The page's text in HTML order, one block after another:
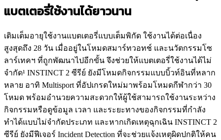
แบตเตอรี่ใช้งานได้ยาวนาน
เติมเต็มอายุใช้งานแบตเตอรี่แบบเต็มพิกัด ใช้งานได้ต่อเนื่อง
สูงสุดถึง 28 วัน เมื่ออยู่ในโหมดสมาร์ทวอทช์ และนวัตกรรมโซ
ลาร์เทคฯ ที่ถูกพัฒนาไปอีกขั้น จึงช่วยให้แบตเตอรี่ใช้งานได้ไม่
จำกัด¹ INSTINCT 2 ซีรีย์ ยังมีโหมดกิจกรรมแบบบิ้วท์อินที่หลาก
หลาย อาทิ Multisport ที่อัปเกรดใหม่มาพร้อมโหมดกีฬากว่า 30
โหมด พร้อมอำนวยความสะดวกให้ผู้ใช้สามารถใช้งานระหว่าง
กิจกรรมหรือดูข้อมูล เวลา และระยะทางของกิจกรรมที่กำลัง
ทำได้แบบไม่จำกัดประเภท และหากเกิดเหตุฉุกเฉิน INSTINCT 2
ซีรีย์ ยังมีฟีเจอร์ Incident Detection ที่จะช่วยแจ้งเหตุผิดปกติให้คน